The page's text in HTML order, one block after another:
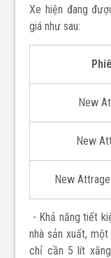
Xe hiện đang
giá như sau:
New
New
New
- Khả năng tiết
nhà sản xuất,
chỉ cần 5 lít